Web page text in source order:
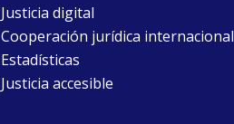
Justicia digital
Cooperación jurídica internacional
Estadísticas
Justicia accesible